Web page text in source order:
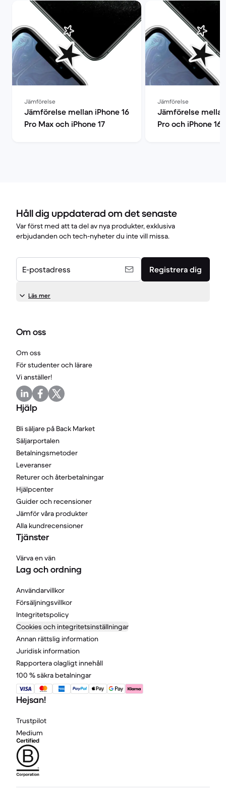
Jämförelse
Jämförelse mellan iPhone 16
Pro Max och iPhone 17
Jämförelse
Jämförelse mellan
Pro och iPhone 16
Håll dig uppdaterad om det senaste
Var först med att ta del av nya produkter, exklusiva
erbjudanden och tech-nyheter du inte vill missa.
E-postadress Registrera dig
Läs mer
Om oss
Om oss
För studenter och lärare
Vi anställer!
Hjälp
Bli säljare på Back Market
Säljarportalen
Betalningsmetoder
Leveranser
Returer och återbetalningar
Hjälpcenter
Guider och recensioner
Jämför våra produkter
Alla kundrecensioner
Tjänster
Värva en vän
Lag och ordning
Användarvillkor
Försäljningsvillkor
Integritetspolicy
Cookies och integritetsinställningar
Annan rättslig information
Juridisk information
Rapportera olagligt innehåll
100 % säkra betalningar
Hejsan!
Trustpilot
Medium